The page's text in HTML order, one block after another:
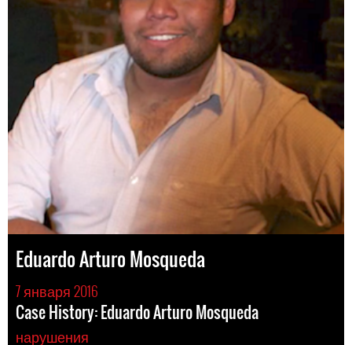
Eduardo Arturo Mosqueda
7 января 2016
Case History: Eduardo Arturo Mosqueda
нарушения